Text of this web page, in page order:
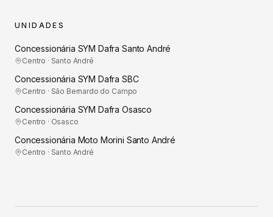
UNIDADES
Concessionária SYM Dafra Santo André
Centro · Santo André
Concessionária SYM Dafra SBC
Centro · São Bernardo do Campo
Concessionária SYM Dafra Osasco
Centro · Osasco
Concessionária Moto Morini Santo André
Centro · Santo André